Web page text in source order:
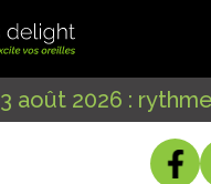
août 2026 :